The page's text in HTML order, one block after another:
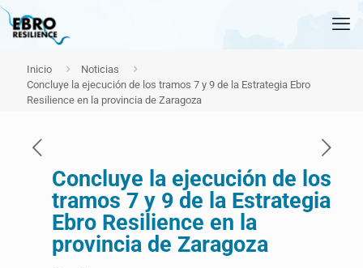
Inicio
Noticias
Concluye la ejecución de los tramos 7 y 9 de la Estrategia Ebro
Resilience en la provincia de Zaragoza
Concluye la ejecución de los
tramos 7 y 9 de la Estrategia
Ebro Resilience en la
provincia de Zaragoza